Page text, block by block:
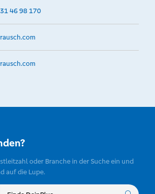
46 98 170
oder Branche in der Suche ein und
auf die Lupe.